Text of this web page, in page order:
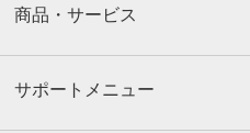
商品・サービス
サポートメニュー